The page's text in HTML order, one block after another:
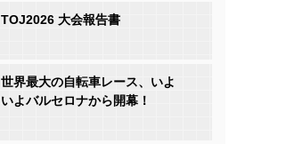
TOJ2026 大会報告書
世界最大の自転車レース、いよ
いよバルセロナから開幕！